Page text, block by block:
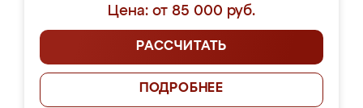
Цена: от 85 000 руб.
РАССЧИТАТЬ
ПОДРОБНЕЕ